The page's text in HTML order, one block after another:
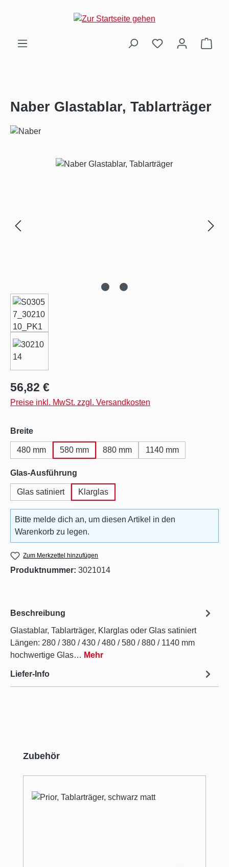
Zum Hauptinhalt springen
Naber Glastablar, Tablarträger
Bildergalerie überspringen
Regulärer Preis:
56,82 €
Preise inkl. MwSt. zzgl. Versandkosten
Breiteauswählen
480 mm 580 mm 880 mm 1140 mm
Glas-Ausführung
Glas satiniert Klarglas
Bitte melde dich an, um diesen Artikel in den
Warenkorb zu legen.
Zum Merkzettel hinzufügen
Produktnummer: 3021014
Beschreibung
Glastablar, Tablarträger, Klarglas oder Glas satiniert
Längen: 280 / 380 / 430 / 480 / 580 / 880 / 1140 mm
hochwertige Glas… Mehr
Liefer-Info
Produktgalerie überspringen
Zubehör